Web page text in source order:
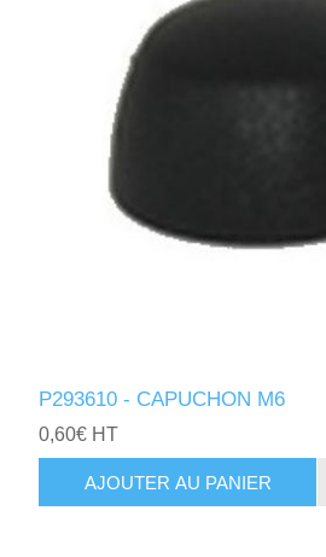
P293610 - CAPUCHON M6
0,60€ HT
AJOUTER AU PANIER